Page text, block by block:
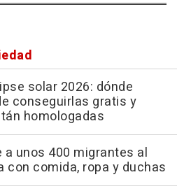
solar 2026: dónde
conseguirlas gratis y
homologadas
a unos 400 migrantes al
con comida, ropa y duchas